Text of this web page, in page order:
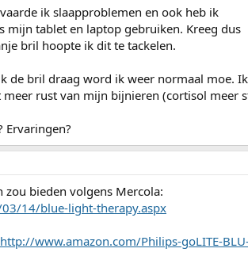
ik slaapproblemen en ook heb ik
mijn tablet en laptop gebruiken. Kreeg dus
bril hoopte ik dit te tackelen.
de bril draag word ik weer normaal moe.
rust van mijn bijnieren (cortisol meer
bieden volgens Mercola:
14/blue-light-therapy.aspx
http://www.amazon.com/Philips-goLITE-